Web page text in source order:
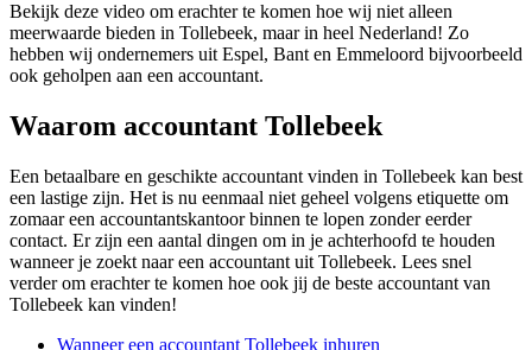
Bekijk deze video om erachter te komen hoe wij niet alleen
meerwaarde bieden in Tollebeek, maar in heel Nederland! Zo
hebben wij ondernemers uit Espel, Bant en Emmeloord bijvoorbeeld
ook geholpen aan een accountant.
Waarom accountant Tollebeek
Een betaalbare en geschikte accountant vinden in Tollebeek kan best
een lastige zijn. Het is nu eenmaal niet geheel volgens etiquette om
zomaar een accountantskantoor binnen te lopen zonder eerder
contact. Er zijn een aantal dingen om in je achterhoofd te houden
wanneer je zoekt naar een accountant uit Tollebeek. Lees snel
verder om erachter te komen hoe ook jij de beste accountant van
Tollebeek kan vinden!
Wanneer een accountant Tollebeek inhuren